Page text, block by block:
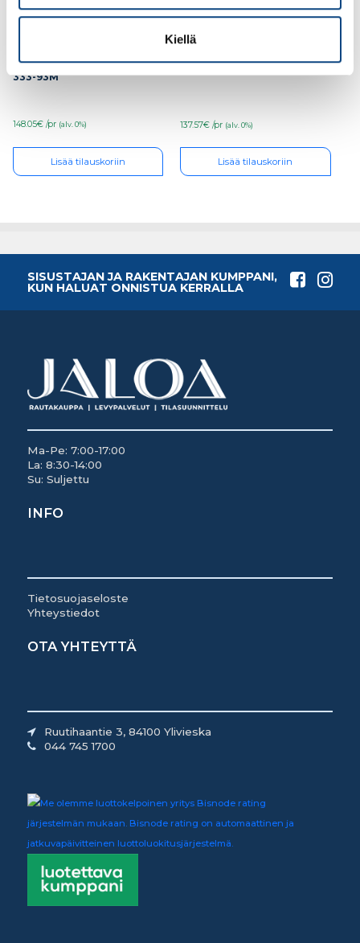
Kiellä
Racer free TR roller
S1P koko 42, 44-52363-
333-93M
148.05€ /pr (alv. 0%)
Lisää tilauskoriin
Turvajalkine Sievi Al hit
48-52477-393-71M
137.57€ /pr (alv. 0%)
Lisää tilauskoriin
SISUSTAJAN JA RAKENTAJAN KUMPPANI,
KUN HALUAT ONNISTUA KERRALLA
Ma-Pe: 7:00-17:00
La: 8:30-14:00
Su: Suljettu
INFO
Tietosuojaseloste
Yhteystiedot
OTA YHTEYTTÄ
Ruutihaantie 3, 84100 Ylivieska
044 745 1700